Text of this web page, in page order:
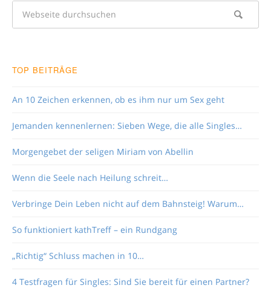
TOP BEITRÄGE
An 10 Zeichen erkennen, ob es ihm nur um Sex geht
Jemanden kennenlernen: Sieben Wege, die alle Singles…
Morgengebet der seligen Miriam von Abellin
Wenn die Seele nach Heilung schreit…
Verbringe Dein Leben nicht auf dem Bahnsteig! Warum…
So funktioniert kathTreff – ein Rundgang
„Richtig“ Schluss machen in 10…
4 Testfragen für Singles: Sind Sie bereit für einen Partner?